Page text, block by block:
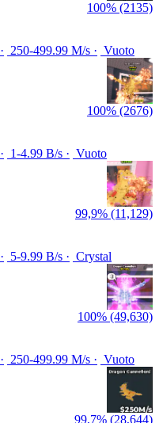
100% (2135)
250-499.99 M/s
Vuoto
100% (2676)
1-4.99 B/s
Vuoto
99,9% (11,129)
5-9.99 B/s
Crystal
100% (49,630)
250-499.99 M/s
Vuoto
99,7% (28,644)